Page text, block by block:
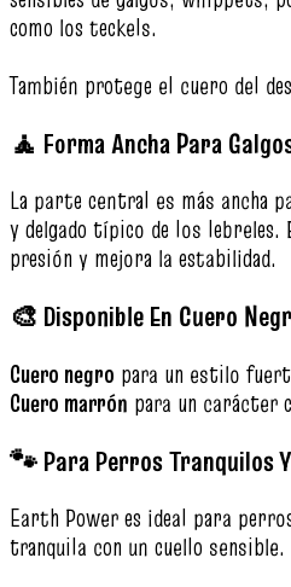
como los teckels.
También protege el cuero del
🧘 Forma Ancha Para
La parte central es más ancha
y delgado típico de los
presión y mejora la estabilidad.
🎨 Disponible En Cuero
Cuero negro para un estilo
Cuero marrón para un carácter
🐾 Para Perros Tranquilos
Earth Power es ideal para
tranquila con un cuello sensible.